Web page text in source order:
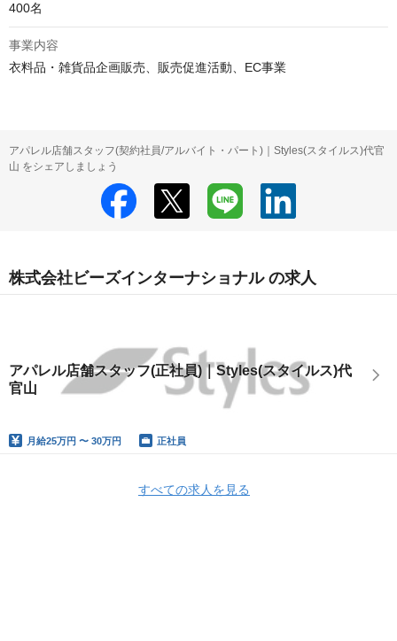
400名
事業内容
衣料品・雑貨品企画販売、販売促進活動、EC事業
アパレル店舗スタッフ(契約社員/アルバイト・パート)｜Styles(スタイルス)代官
山 をシェアしましょう
株式会社ビーズインターナショナル の求人
アパレル店舗スタッフ(正社員)｜Styles(スタイルス)代
官山
月給25万円 〜 30万円 正社員
すべての求人を見る